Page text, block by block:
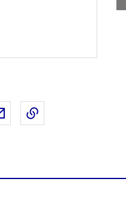
sur LinkedIn
Partager par email